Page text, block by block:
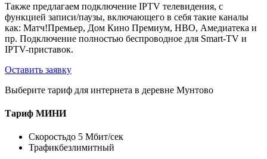
Также предлагаем подключение IPTV телевидения, с
функцией записи/паузы, включающего в себя такие каналы
как: Матч!Премьер, Дом Кино Премиум, HBO, Амедиатека и
пр. Подключение полностью беспроводное для Smart-TV и
IPTV-приставок.
Оставить заявку
Выберите тариф для интернета в деревне Мунтово
Тариф МИНИ
Скоростьдо 5 Мбит/сек
Трафикбезлимитный